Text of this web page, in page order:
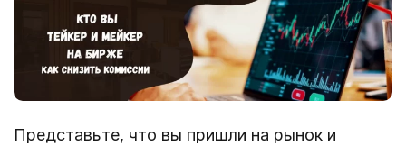
Представьте, что вы пришли на рынок и